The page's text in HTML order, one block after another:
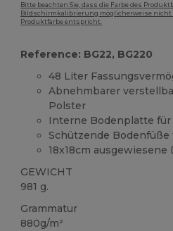
Bitte beachten Sie, dass die Farbe des
Bildschirmkalibrierung möglicherweise nicht
Produktfarbe entspricht.
Reference: BG22, BG220
48 Liter
Abnehmbarer
Polster
Interne Bodenplatte
Schützende
18x18cm ausgewiesene
GEWICHT
981 g.
Grammatur
880g/m²